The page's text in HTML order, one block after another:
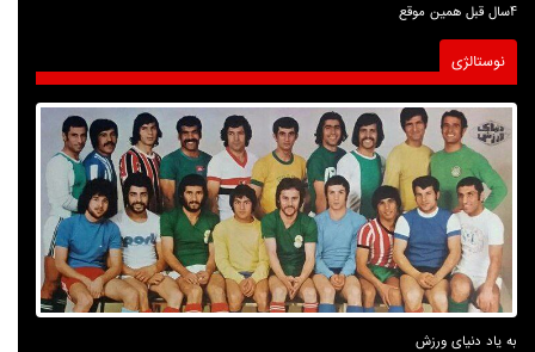
4سال قبل همین موقع
نوستالژی
به یاد دنیای ورزش